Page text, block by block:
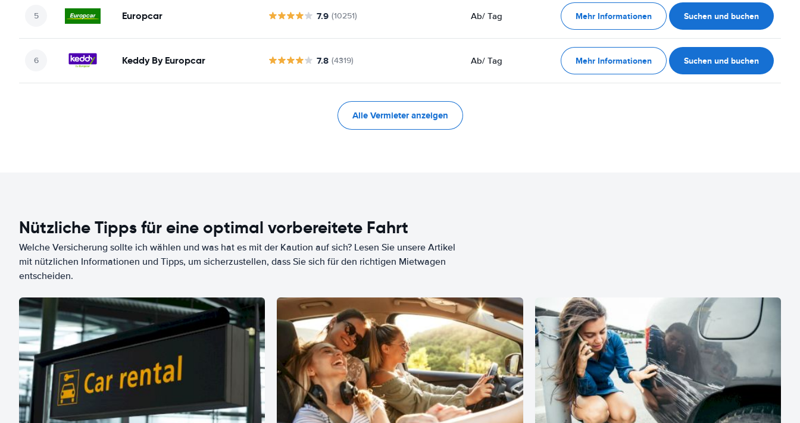
Europcar 7.9 (10251) Ab/ Tag Mehr Informationen Suchen und buchen
Keddy By Europcar 7.8 (4319) Ab/ Tag Mehr Informationen Suchen und buchen
Alle Vermieter anzeigen
Nützliche Tipps für eine optimal vorbereitete Fahrt
Welche Versicherung sollte ich wählen und was hat es mit der Kaution auf sich? Lesen Sie unsere Artikel
mit nützlichen Informationen und Tipps, um sicherzustellen, dass Sie sich für den richtigen Mietwagen
entscheiden.